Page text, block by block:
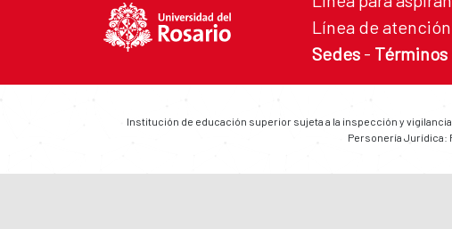
Línea de atención
Sedes - Términos
Institución de educación superior sujeta a la inspección y
Personería Jurídica: